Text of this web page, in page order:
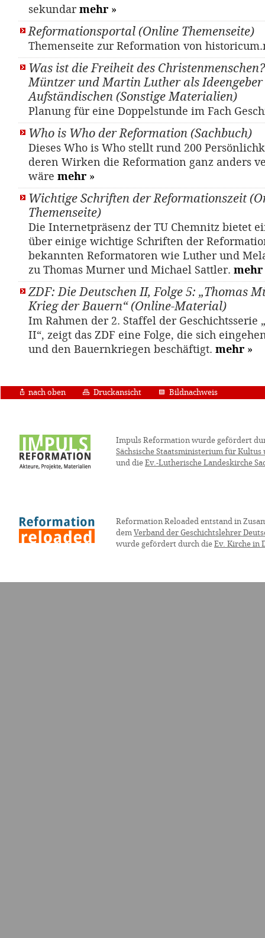
sekundarmehr »
Reformationsportal (Online Themenseite)
Themenseite zur Reformation von
Was ist die Freiheit des
Müntzer und Martin Luther als Ideengeber
Aufständischen (Sonstige Materialien)
Planung für eine Doppelstunde im Fach
Who is Who der Reformation (Sachbuch)
Dieses Who is Who stellt rund 200
deren Wirken die Reformation ganz anders
wäre mehr »
Wichtige Schriften der Reformationszeit
Themenseite)
Die Internetpräsenz der TU Chemnitz bietet
über einige wichtige Schriften der
bekannten Reformatoren wie Luther und
zu Thomas Murner und Michael Sattler. mehr
ZDF: Die Deutschen II, Folge 5: „Thomas
Krieg der Bauern“ (Online-Material)
Im Rahmen der 2. Staffel der Geschichtsserie
II“, zeigt das ZDF eine Folge, die sich
und den Bauernkriegen beschäftigt. mehr »
nach oben Druckansicht Bildnachweis
Impuls Reformation wurde gefördert
Sächsische Staatsministerium für Kultus
und die Ev.-Lutherische Landeskirche
Reformation Reloaded entstand in
dem Verband der Geschichtslehrer
wurde gefördert durch die Ev. Kirche in